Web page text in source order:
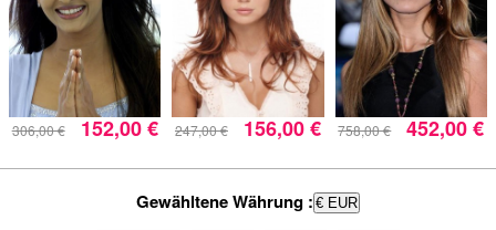
306,00 € 152,00 € 247,00 € 156,00 € 758,00 € 452,00 €
Gewähltene Währung : € EUR